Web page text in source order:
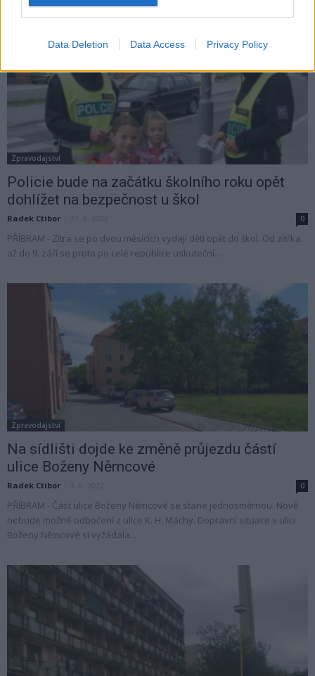
Data Deletion Data Access Privacy Policy
Zpravodajství
Policie bude na začátku školního roku opět
dohlížet na bezpečnost u škol
Radek Ctibor 0
PŘÍBRAM - Zítra se po dvou měsících vydají děti opět do škol. Od zítřka
až do 9. září se proto po celé republice uskuteční...
Zpravodajství
Na sídlišti dojde ke změně průjezdu částí
ulice Boženy Němcové
Radek Ctibor 0
PŘÍBRAM - Část ulice Boženy Němcové se stane jednosměrnou. Nově
nebude možné odbočení z ulice K. H. Máchy. Dopravní situace v ulici
Boženy Němcové si vyžádala...